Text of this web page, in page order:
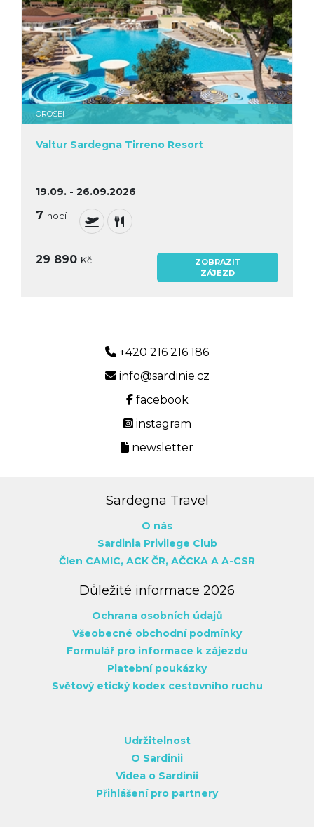
OROSEI
Valtur Sardegna Tirreno Resort
19.09. - 26.09.2026
7 nocí
29 890 Kč
ZOBRAZIT
ZÁJEZD
+420 216 216 186
info@sardinie.cz
facebook
instagram
newsletter
Sardegna Travel
O nás
Sardinia Privilege Club
Člen CAMIC, ACK ČR, AČCKA A A-CSR
Důležité informace 2026
Ochrana osobních údajů
Všeobecné obchodní podmínky
Formulář pro informace k zájezdu
Platební poukázky
Světový etický kodex cestovního ruchu
Udržitelnost
O Sardinii
Videa o Sardinii
Přihlášení pro partnery